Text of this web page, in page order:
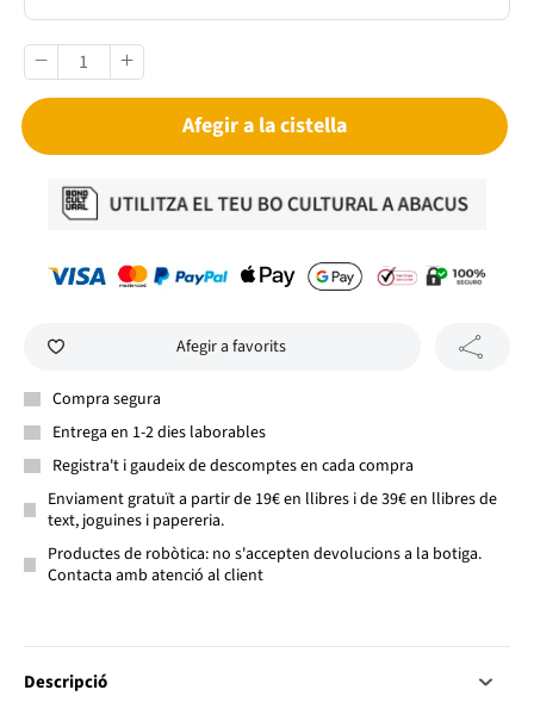
Afegir a la cistella
Afegir a favorits
Compra segura
Entrega en 1-2 dies laborables
Registra't i gaudeix de descomptes en cada compra
Enviament gratuït a partir de 19€ en llibres i de 39€ en llibres de
text, joguines i papereria.
Productes de robòtica: no s'accepten devolucions a la botiga.
Contacta amb atenció al client
Descripció